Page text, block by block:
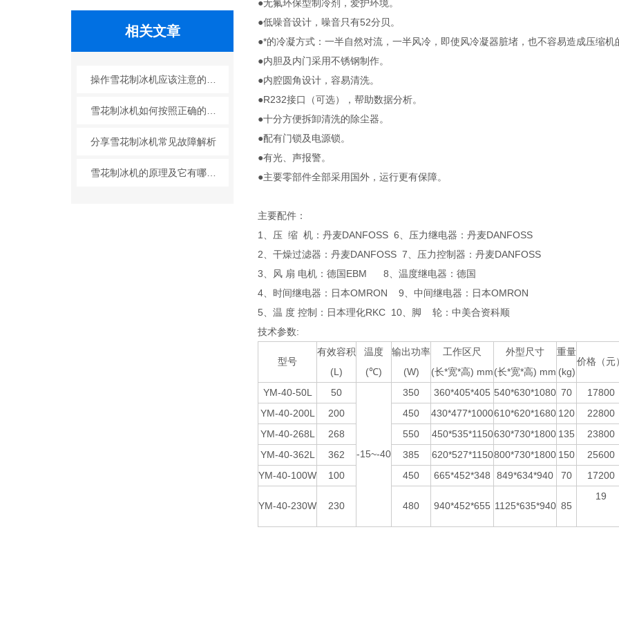
相关文章
分享雪花制冰机常见故障解析
雪花制冰机的原理及它有哪些优势
●无氟环保型制冷剂，爱护环境。
●低噪音设计，噪音只有52分贝。
●*的冷凝方式：一半自然对流，一半风冷，即使风冷凝器脏堵，也不容易造成压缩机
●内胆及内门采用不锈钢制作。
●内腔圆角设计，容易清洗。
●R232接口（可选），帮助数据分析。
●十分方便拆卸清洗的除尘器。
●配有门锁及电源锁。
●有光、声报警。
●主要零部件全部采用国外，运行更有保障。
主要配件：
1、压 缩 机：丹麦DANFOSS 6、压力继电器：丹麦DANFOSS
2、干燥过滤器：丹麦DANFOSS 7、压力控制器：丹麦DANFOSS
3、风 扇 电机：德国EBM 8、温度继电器：德国
4、时间继电器：日本OMRON 9、中间继电器：日本OMRON
5、温 度 控制：日本理化RKC 10、脚 轮：中美合资科顺
技术参数:
型号
有效容积
(L)
温度
(℃)
输出功率
(W)
工作区尺
(长*宽*高) mm
外型尺寸
(长*宽*高) mm
重量
(kg)
价格（元
YM-40-50L 50
-15~-40
350 360*405*405 540*630*1080 70
17800
YM-40-200L
200 450 430*477*1000610*620*1680 120
22800
YM-40-268L
268 550 450*535*1150630*730*1800 135
23800
YM-40-362L
362 385 620*527*1150800*730*1800 150
25600
YM-40-100W
100 450 665*452*348 849*634*940 70 17200
YM-40-230W 230 480 940*452*655 1125*635*940 85
19